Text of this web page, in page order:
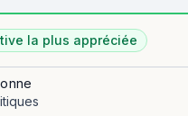
la plus appréciée